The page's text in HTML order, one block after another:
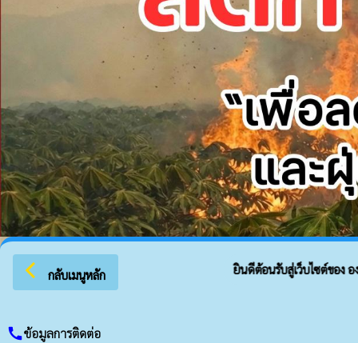
arrow_back_ios กลับเมนูหลัก ยินดีต้อนรับสู่เว็บไซต์ของ อง
callข้อมูลการติดต่อ